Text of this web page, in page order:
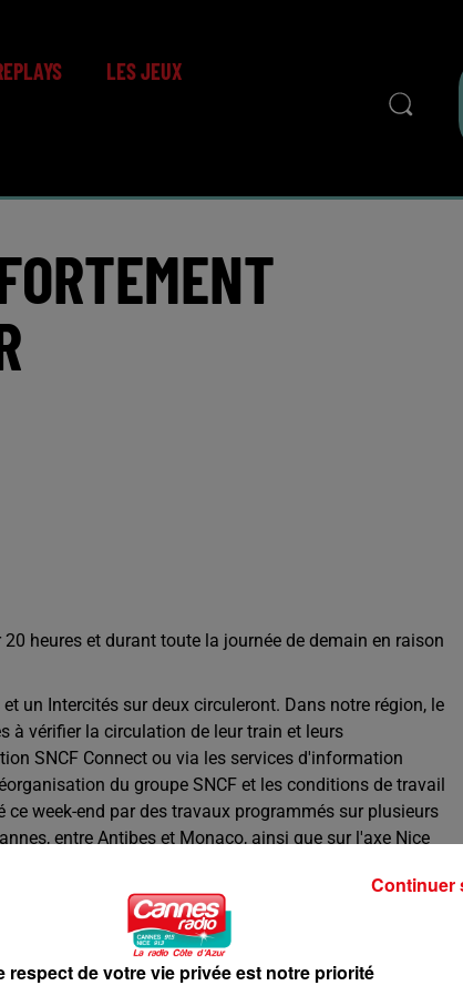
LES JEUX
heures et durant toute la journée de demain en raison
un Intercités sur deux circuleront. Dans notre région, le
à vérifier la circulation de leur train et leurs
SNCF Connect ou via les services d'information
du groupe SNCF et les conditions de travail
week-end par des travaux programmés sur plusieurs
entre Antibes et Monaco, ainsi que sur l'axe Nice
avec des cars de substitution entre Nice et Breil-sur-
– Monaco – Menton.
les horaires avant leur départ.
respect de votre vie privée est notre priorité
Continuer